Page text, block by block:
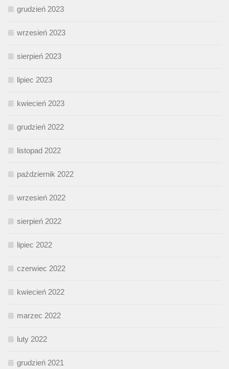
grudzień 2023
wrzesień 2023
sierpień 2023
lipiec 2023
kwiecień 2023
grudzień 2022
listopad 2022
październik 2022
wrzesień 2022
sierpień 2022
lipiec 2022
czerwiec 2022
kwiecień 2022
marzec 2022
luty 2022
grudzień 2021